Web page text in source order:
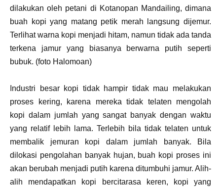
dilakukan oleh petani di Kotanopan Mandailing, dimana
buah kopi yang matang petik merah langsung dijemur.
Terlihat warna kopi menjadi hitam, namun tidak ada tanda
terkena jamur yang biasanya berwarna putih seperti
bubuk. (foto Halomoan)
Industri besar kopi tidak hampir tidak mau melakukan
proses kering, karena mereka tidak telaten mengolah
kopi dalam jumlah yang sangat banyak dengan waktu
yang relatif lebih lama. Terlebih bila tidak telaten untuk
membalik jemuran kopi dalam jumlah banyak. Bila
dilokasi pengolahan banyak hujan, buah kopi proses ini
akan berubah menjadi putih karena ditumbuhi jamur. Alih-
alih mendapatkan kopi bercitarasa keren, kopi yang